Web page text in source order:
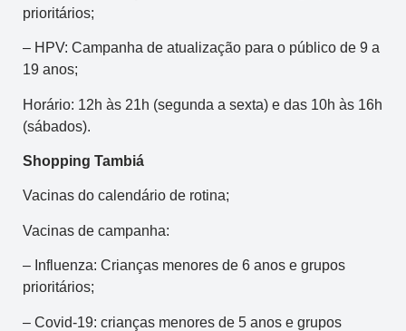
prioritários;
– HPV: Campanha de atualização para o público de 9 a
19 anos;
Horário: 12h às 21h (segunda a sexta) e das 10h às 16h
(sábados).
Shopping Tambiá
Vacinas do calendário de rotina;
Vacinas de campanha:
– Influenza: Crianças menores de 6 anos e grupos
prioritários;
– Covid-19: crianças menores de 5 anos e grupos